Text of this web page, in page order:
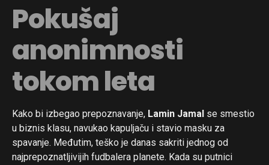
Pokušaj
anonimnosti
tokom leta
Kako bi izbegao prepoznavanje, Lamin Jamal se smestio
u biznis klasu, navukao kapuljaču i stavio masku za
spavanje. Međutim, teško je danas sakriti jednog od
najprepoznatljivijih fudbalera planete. Kada su putnici